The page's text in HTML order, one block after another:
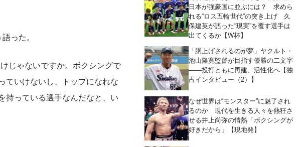
った。
じゃないですか。ボクシングで
ていけないし、トップになれな
持っている選手なんだなと、い
日本が強豪国に並ぶには？ 求めら
れる“ロス五輪世代”の突き上げ 久
保建英が語った“現実”を覆す選手は
出てくるか【W杯】
「胴上げされるのが夢」ヤクルト・
池山隆寛監督が目指す優勝の二文字
――投打ともに再建、活性化へ【独
占インタビュー（2）】
なぜ世界は“モンスター”に魅了され
るのか 現代を生きる人々を熱狂さ
せる井上尚弥の情熱「ボクシングが
好きだから」【現地発】